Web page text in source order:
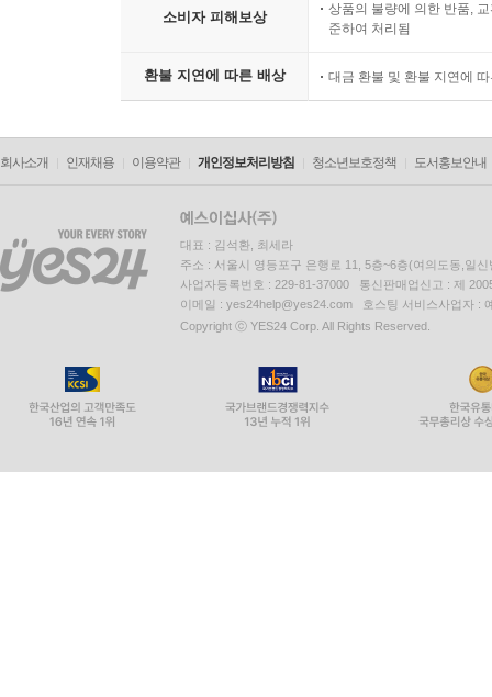
소비자 피해보상
상품의 불량에 의한 반품,
준하여 처리됨
환불 지연에 따른 배상 대금 환불 및 환불 지연에
회사소개 인재채용 이용약관 개인정보처리방침 청소년보호정책 도서홍보안내
대표 : 김석환, 최세라
주소 : 서울시 영등포구 은행로 11, 5층~6층(여의도동,일신
사업자등록번호 : 229-81-37000 통신판매업신고 : 제
이메일 : yes24help@yes24.com 호스팅 서비스사업자 :
Copyright ⓒ YES24 Corp. All Rights Reserved.